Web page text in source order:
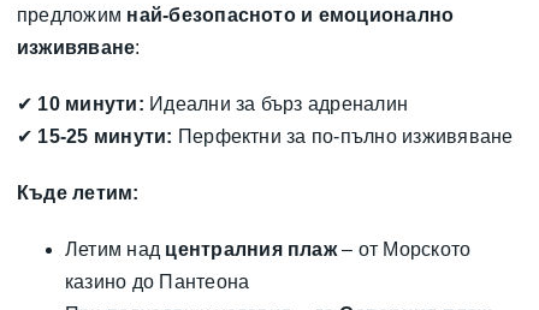
предложим най-безопасното и емоционално
изживяване:
✔ 10 минути: Идеални за бърз адреналин
✔ 15-25 минути: Перфектни за по-пълно изживяване
Къде летим:
Летим над централния плаж– от Морското
казино до Пантеона